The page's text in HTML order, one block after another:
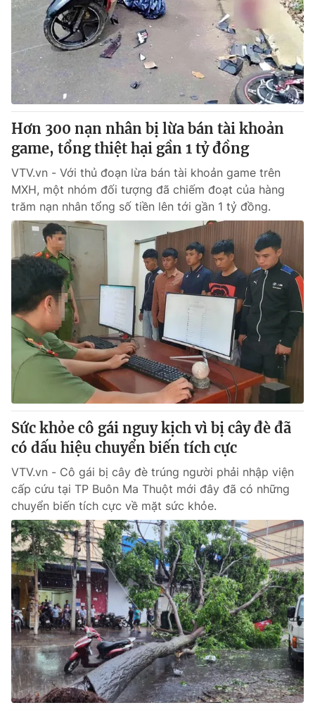
Hơn 300 nạn nhân bị lừa bán tài khoản
game, tổng thiệt hại gần 1 tỷ đồng
VTV.vn - Với thủ đoạn lừa bán tài khoản game trên
MXH, một nhóm đối tượng đã chiếm đoạt của hàng
trăm nạn nhân tổng số tiền lên tới gần 1 tỷ đồng.
Sức khỏe cô gái nguy kịch vì bị cây đè đã
có dấu hiệu chuyển biến tích cực
VTV.vn - Cô gái bị cây đè trúng người phải nhập viện
cấp cứu tại TP Buôn Ma Thuột mới đây đã có những
chuyển biến tích cực về mặt sức khỏe.